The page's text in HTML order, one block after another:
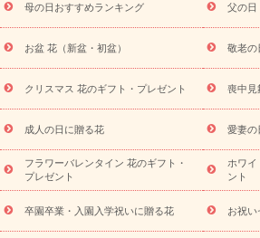
供え・お悔やみ商品一覧
お供え・お悔
降に贈る花
通夜・葬儀に贈る花
お供
お供え プリザーブドフラワー
ペットの
盆・初盆）
その他 お祝い返し お見
ビジネス用
ご自宅用 観葉植物 ミ
ドフラワー
スタイルから探す アレ
ンド花
お祝い お供え・お悔やみ 胡
ディ胡蝶蘭・お祝い
ミディ胡蝶蘭・お供
観葉植物
観葉植物 産直多肉植物
お祝い
お供え・お悔やみ 花とセット
プチギフト（hanamore -ハナモア-）
花
キューピットのeGfit
カラー ピンク
母の日おすすめランキング 父の日
お盆 花（新盆・初盆） 敬老の
クリスマス 花のギフト・プレゼント 喪中見
成人の日に贈る花 愛妻の
フラワーバレンタイン 花のギフト・
プレゼント
ホワ
ント
卒園卒業・入園入学祝いに贈る花 お祝い